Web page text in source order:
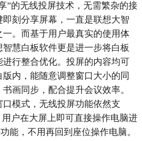
的无线投屏技术，无需繁杂的接
刻分享屏幕，一直是联想大智
。而基于用户最真实的使用体
慧白板软件更是进一步将白板
行整合优化。投屏的内容均可
内，能随意调整窗口大小的同
画同步，配合提升会议效率。
模式，无线投屏功能依然支
户在大屏上即可直接操作电脑进
能，不用再回到座位操作电脑。